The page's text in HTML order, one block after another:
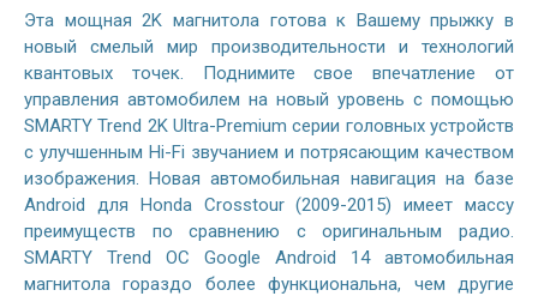
Эта мощная 2K магнитола готова к Вашему прыжку в
новый смелый мир производительности и технологий
квантовых точек. Поднимите свое впечатление от
управления автомобилем на новый уровень с помощью
SMARTY Trend 2K Ultra-Premium серии головных устройств
с улучшенным Hi-Fi звучанием и потрясающим качеством
изображения. Новая автомобильная навигация на базе
Android для Honda Crosstour (2009-2015) имеет массу
преимуществ по сравнению с оригинальным радио.
SMARTY Trend ОС Google Android 14 автомобильная
магнитола гораздо более функциональна, чем другие